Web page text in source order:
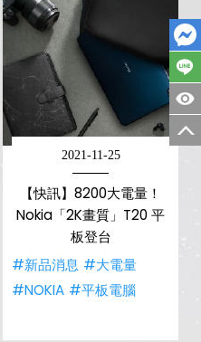
2021-11-25
【快訊】8200大電量！
Nokia「2K畫質」T20 平
板登台
#新品消息 #大電量
#NOKIA #平板電腦